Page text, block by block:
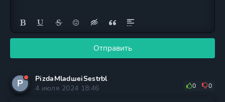
Отправить
P
PizdaMladшeiSestrbl
4 июля 2024 18:46
0 0